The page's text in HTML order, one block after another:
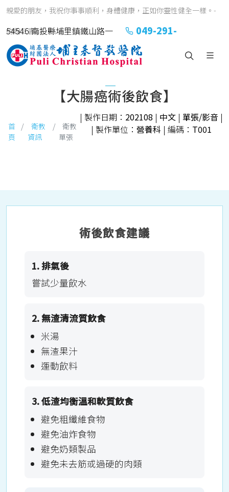
親愛的朋友，我祝你事事順利，身體健康，正如你靈性健全一樣。-
約翰三書1:2
54546 南投縣埔里鎮鐵山路一
號
049-291-
2151#2152
【大腸癌術後飲食】
| 製作日期： 202108 | 中文 | 單張/影音 |
| 製作單位： 營養科 | 編碼： T001
首
頁
衛教
資訊
衛教
單張
術後飲食建議
1. 排氣後
嘗試少量飲水
2. 無渣清流質飲食
米湯
無渣果汁
運動飲料
3. 低渣均衡溫和軟質飲食
避免粗纖維食物
避免油炸食物
避免奶類製品
避免未去筋或過硬的肉類